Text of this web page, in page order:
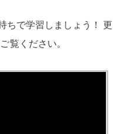
ちで学習しましょう！ 更
覧ください。